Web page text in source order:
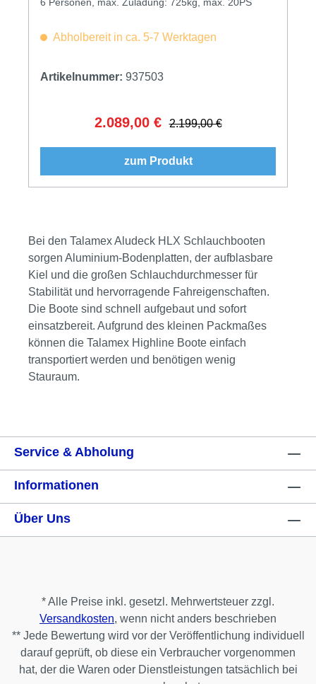
Abholbereit in ca. 5-7 Werktagen
Artikelnummer: 937503
Verkaufspreis:
2.089,00 € Regulärer Preis:
2.199,00 €
zum Produkt
Bei den Talamex Aludeck HLX Schlauchbooten
sorgen Aluminium-Bodenplatten, der aufblasbare
Kiel und die großen Schlauchdurchmesser für
Stabilität und hervorragende Fahreigenschaften.
Die Boote sind schnell aufgebaut und sofort
einsatzbereit. Aufgrund des kleinen Packmaßes
können die Talamex Highline Boote einfach
transportiert werden und benötigen wenig
Stauraum.
Service & Abholung
Informationen
Über Uns
* Alle Preise inkl. gesetzl. Mehrwertsteuer zzgl.
Versandkosten, wenn nicht anders beschrieben
** Jede Bewertung wird vor der Veröffentlichung individuell
darauf geprüft, ob diese ein Verbraucher vorgenommen
hat, der die Waren oder Dienstleistungen tatsächlich bei